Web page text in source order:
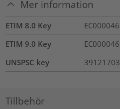
Mer information
ETIM 8.0 Key
EC000046
ETIM 9.0 Key
EC000046
UNSPSC key
39121703
Tillbehör